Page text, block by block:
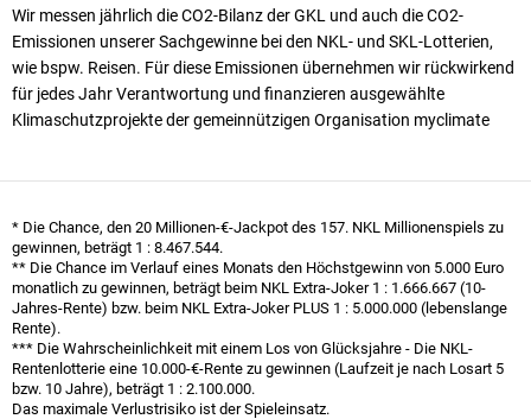
Wir messen jährlich die CO2-Bilanz der GKL und auch die CO2-
Emissionen unserer Sach­ge­winne bei den NKL- und SKL-Lotterien,
wie bspw. Reisen. Für diese Emissionen übernehmen wir rück­wirkend
für jedes Jahr Verantwortung und finanzieren ausgewählte
Klimaschutzprojekte der gemeinnützigen Organisation myclimate
* Die Chance, den 20 Millionen-€-Jackpot des 157. NKL Millionen­spiels zu
gewinnen, beträgt 1 : 8.467.544.
** Die Chance im Verlauf eines Monats den Höchst­gewinn von 5.000 Euro
monatlich zu gewinnen, beträgt beim NKL Extra-Joker 1 : 1.666.667 (10-
Jahres-Rente) bzw. beim NKL Extra-Joker PLUS 1 : 5.000.000 (lebenslange
Rente).
*** Die Wahrscheinlichkeit mit einem Los von Glücksjahre - Die NKL-
Rentenlotterie eine 10.000-€-Rente zu gewinnen (Laufzeit je nach Losart 5
bzw. 10 Jahre), beträgt 1 : 2.100.000.
Das maximale Verlustrisiko ist der Spieleinsatz.